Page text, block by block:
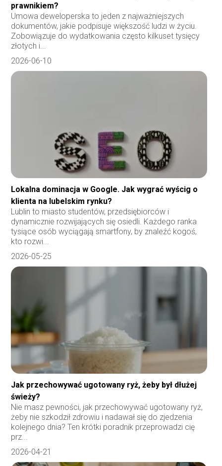
prawnikiem?
Umowa deweloperska to jeden z najważniejszych
dokumentów, jakie podpisuje większość ludzi w życiu.
Zobowiązuje do wydatkowania często kilkuset tysięcy
złotych i...
2026-06-10
Lokalna dominacja w Google. Jak wygrać wyścig o
klienta na lubelskim rynku?
Lublin to miasto studentów, przedsiębiorców i
dynamicznie rozwijających się osiedli. Każdego ranka
tysiące osób wyciągają smartfony, by znaleźć kogoś,
kto rozwi...
2026-05-25
Jak przechowywać ugotowany ryż, żeby był dłużej
świeży?
Nie masz pewności, jak przechowywać ugotowany ryż,
żeby nie szkodził zdrowiu i nadawał się do zjedzenia
kolejnego dnia? Ten krótki poradnik przeprowadzi cię
prz...
2026-04-21